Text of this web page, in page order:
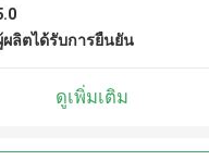
ผลิตได้รับการยืนยัน
ดูเพิ่มเติม